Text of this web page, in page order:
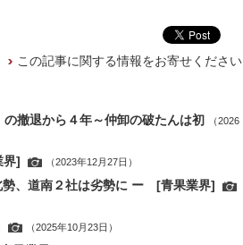
この記事に関する情報をお寄せください
撤退から４年～仲卸の破たんは初
（2026
界] （2023年12月27日）
、道南２社は劣勢に ー [青果業界]
（2025年10月23日）